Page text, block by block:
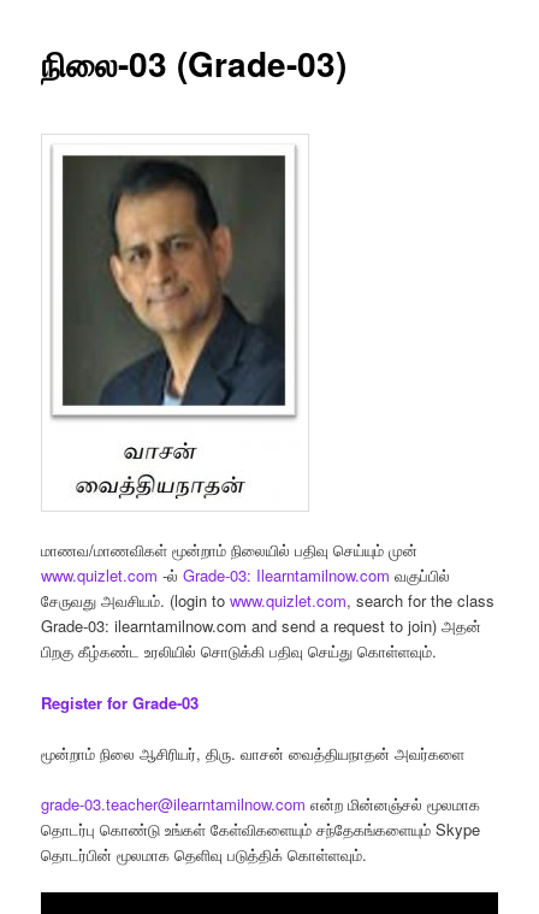
நிலை-03 (Grade-03)
மாணவ/மாணவிகள் மூன்றாம் நிலையில் பதிவு செய்யும் முன்
www.quizlet.com -ல்Grade-03: Ilearntamilnow.comவகுப்பில்
சேருவது அவசியம். (login towww.quizlet.com, search for the class
Grade-03: ilearntamilnow.com and send a request to join) அதன்
பிறகு கீழ்கண்ட உரலியில் சொடுக்கி பதிவு செய்து கொள்ளவும்.
Register for Grade-03
மூன்றாம் நிலை ஆசிரியர், திரு. வாசன் வைத்தியநாதன் அவர்களை
grade-03.teacher@ilearntamilnow.com என்ற மின்னஞ்சல் மூலமாக
தொடர்பு கொண்டு உங்கள் கேள்விகளையும் சந்தேகங்களையும் Skype
தொடர்பின் மூலமாக தெளிவு படுத்திக் கொள்ளவும்.